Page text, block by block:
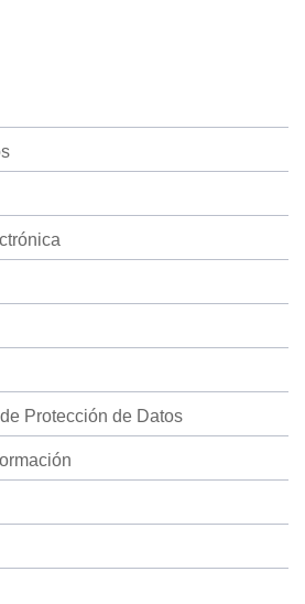
Protección de Datos